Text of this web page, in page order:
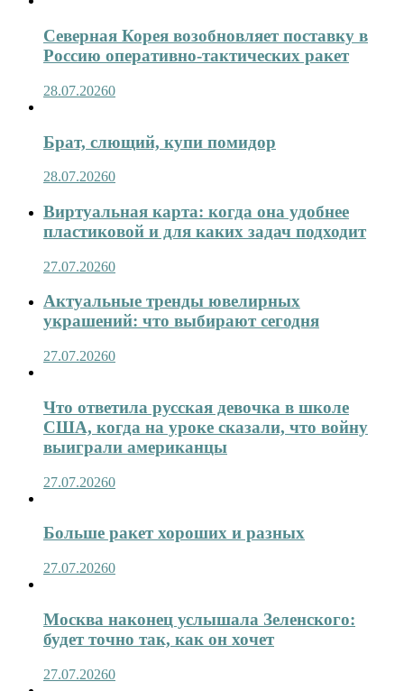
Северная Корея возобновляет поставку в
Россию оперативно-тактических ракет
28.07.20260
Брат, слющий, купи помидор
28.07.20260
Виртуальная карта: когда она удобнее
пластиковой и для каких задач подходит
27.07.20260
Актуальные тренды ювелирных
украшений: что выбирают сегодня
27.07.20260
Что ответила русская девочка в школе
США, когда на уроке сказали, что войну
выиграли американцы
27.07.20260
Больше ракет хороших и разных
27.07.20260
Москва наконец услышала Зеленского:
будет точно так, как он хочет
27.07.20260